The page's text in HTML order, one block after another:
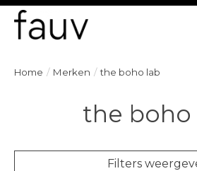
Home / Merken / the boho lab
the boho
Filters